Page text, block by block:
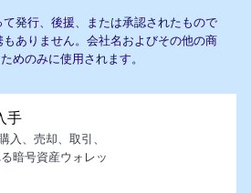
発行、後援、または承認されたもので
ありません。会社名およびその他の商
めのみに使用されます。
手
入、売却、取引、
暗号資産ウォレッ